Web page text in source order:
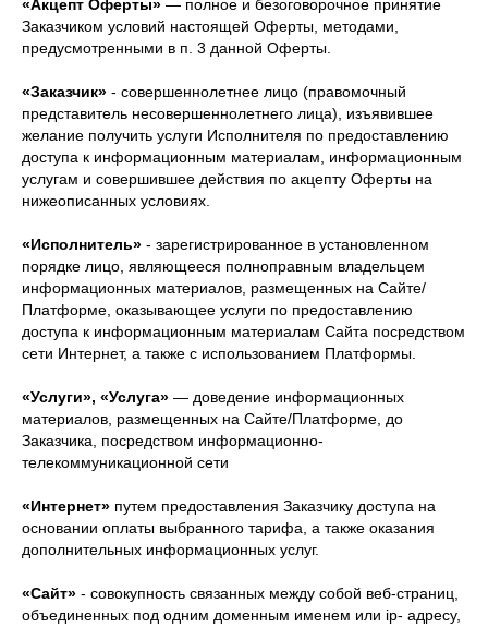
«Акцепт Оферты» — полное и безоговорочное принятие
Заказчиком условий настоящей Оферты, методами,
предусмотренными в п. 3 данной Оферты.
«Заказчик» - совершеннолетнее лицо (правомочный
представитель несовершеннолетнего лица), изъявившее
желание получить услуги Исполнителя по предоставлению
доступа к информационным материалам, информационным
услугам и совершившее действия по акцепту Оферты на
нижеописанных условиях.
«Исполнитель» - зарегистрированное в установленном
порядке лицо, являющееся полноправным владельцем
информационных материалов, размещенных на Сайте/
Платформе, оказывающее услуги по предоставлению
доступа к информационным материалам Сайта посредством
сети Интернет, а также с использованием Платформы.
«Услуги», «Услуга» — доведение информационных
материалов, размещенных на Сайте/Платформе, до
Заказчика, посредством информационно-
телекоммуникационной сети
«Интернет» путем предоставления Заказчику доступа на
основании оплаты выбранного тарифа, а также оказания
дополнительных информационных услуг.
«Сайт» - совокупность связанных между собой веб-страниц,
объединенных под одним доменным именем или ip- адресу,